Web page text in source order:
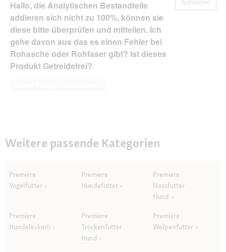
Hallo, die Analytischen Bestandteile
addieren sich nicht zu 100%, können sie
diese bitte überprüfen und mitteilen. Ich
gehe davon aus das es einen Fehler bei
Rohasche oder Rohfaser gibt? Ist dieses
Produkt Getreidefrei?
Antworten
Weitere passende Kategorien
Premiere
Vogelfutter
Premiere
Hundefutter
Premiere
Nassfutter
Hund
Premiere
Hundeleckerli
Premiere
Trockenfutter
Hund
Premiere
Welpenfutter